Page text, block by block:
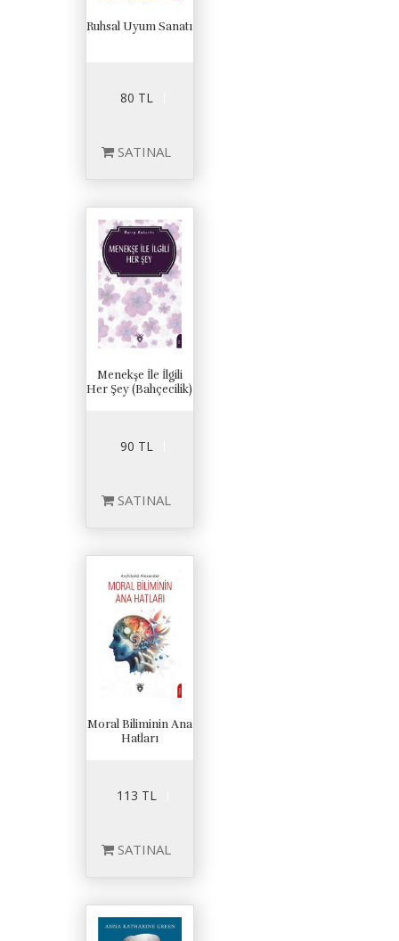
Ruhsal Uyum Sanatı
80 TL
SATINAL
Menekşe İle İlgili
Her Şey (Bahçecilik)
90 TL
SATINAL
Moral Biliminin Ana
Hatları
113 TL
SATINAL